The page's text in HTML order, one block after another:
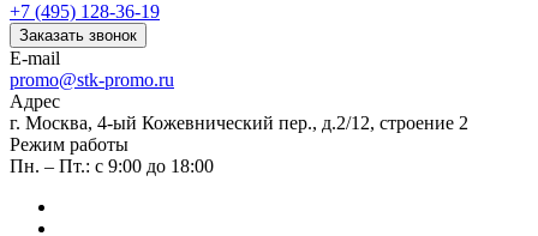
+7 (495) 128-36-19
Заказать звонок
E-mail
promo@stk-promo.ru
Адрес
г. Москва, 4-ый Кожевнический пер., д.2/12, строение 2
Режим работы
Пн. – Пт.: с 9:00 до 18:00